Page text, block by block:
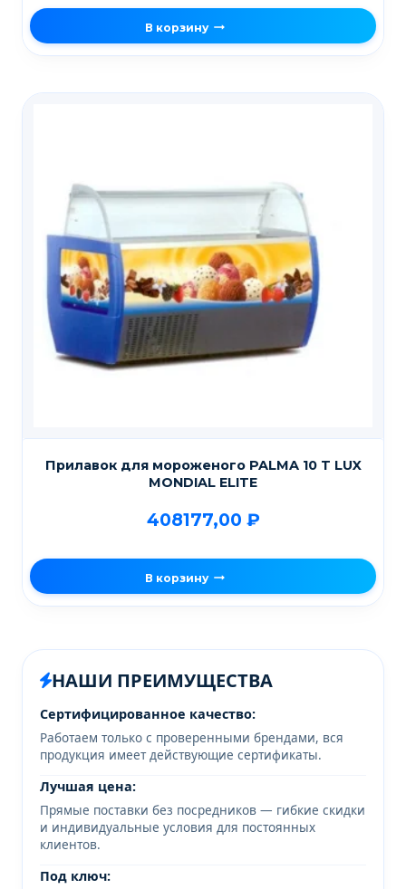
В корзину
Прилавок для мороженого PALMA 10 T LUX
MONDIAL ELITE
408177,00 ₽
В корзину
НАШИ ПРЕИМУЩЕСТВА
Сертифицированное качество:
Работаем только с проверенными брендами, вся
продукция имеет действующие сертификаты.
Лучшая цена:
Прямые поставки без посредников — гибкие скидки
и индивидуальные условия для постоянных
клиентов.
Под ключ: